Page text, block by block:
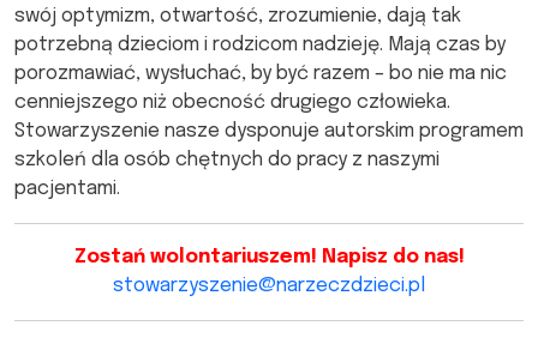
swój optymizm, otwartość, zrozumienie, dają tak
potrzebną dzieciom i rodzicom nadzieję. Mają czas by
porozmawiać, wysłuchać, by być razem – bo nie ma nic
cenniejszego niż obecność drugiego człowieka.
Stowarzyszenie nasze dysponuje autorskim programem
szkoleń dla osób chętnych do pracy z naszymi
pacjentami.
Zostań wolontariuszem! Napisz do nas!
stowarzyszenie@narzeczdzieci.pl